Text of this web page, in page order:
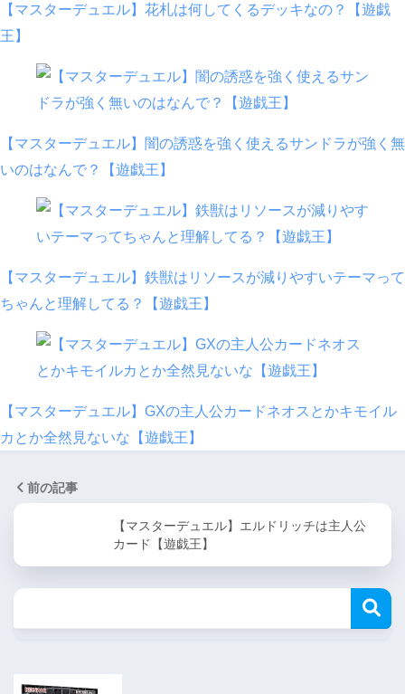
【マスターデュエル】花札は何してくるデッキなの？【遊戯
王】
【マスターデュエル】闇の誘惑を強く使えるサンドラが強く無
いのはなんで？【遊戯王】
【マスターデュエル】鉄獣はリソースが減りやすいテーマって
ちゃんと理解してる？【遊戯王】
【マスターデュエル】GXの主人公カードネオスとかキモイル
カとか全然見ないな【遊戯王】
前の記事
【マスターデュエル】エルドリッチは主人公
カード【遊戯王】